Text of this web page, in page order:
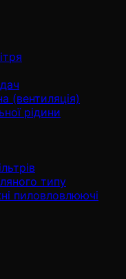
(вентиляція)
рідини
типу
пиловловлюючі